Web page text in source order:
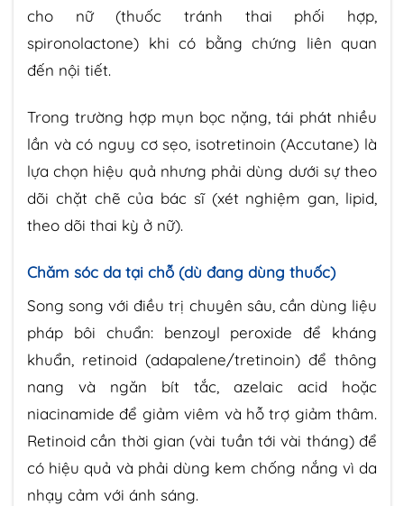
cho nữ (thuốc tránh thai phối hợp,
spironolactone) khi có bằng chứng liên quan
đến nội tiết.
Trong trường hợp mụn bọc nặng, tái phát nhiều
lần và có nguy cơ sẹo, isotretinoin (Accutane) là
lựa chọn hiệu quả nhưng phải dùng dưới sự theo
dõi chặt chẽ của bác sĩ (xét nghiệm gan, lipid,
theo dõi thai kỳ ở nữ).
Chăm sóc da tại chỗ (dù đang dùng thuốc)
Song song với điều trị chuyên sâu, cần dùng liệu
pháp bôi chuẩn: benzoyl peroxide để kháng
khuẩn, retinoid (adapalene/tretinoin) để thông
nang và ngăn bít tắc, azelaic acid hoặc
niacinamide để giảm viêm và hỗ trợ giảm thâm.
Retinoid cần thời gian (vài tuần tới vài tháng) để
có hiệu quả và phải dùng kem chống nắng vì da
nhạy cảm với ánh sáng.